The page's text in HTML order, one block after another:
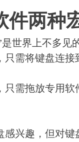
件两种
是世界上不多
需将键盘连接
需拖放专用软
感兴趣，但对